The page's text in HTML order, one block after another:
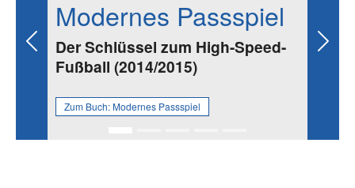
Modernes Passspiel
Der Schlüssel zum High-Speed-
Fußball (2014/2015)
Zum Buch:Modernes Passspiel
Previous Next